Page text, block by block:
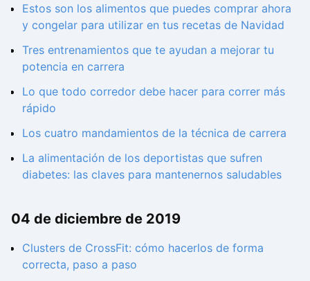
Estos son los alimentos que puedes comprar ahora
y congelar para utilizar en tus recetas de Navidad
Tres entrenamientos que te ayudan a mejorar tu
potencia en carrera
Lo que todo corredor debe hacer para correr más
rápido
Los cuatro mandamientos de la técnica de carrera
La alimentación de los deportistas que sufren
diabetes: las claves para mantenernos saludables
04 de diciembre de 2019
Clusters de CrossFit: cómo hacerlos de forma
correcta, paso a paso